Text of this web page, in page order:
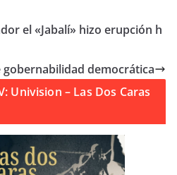
el «Jabalí» hizo erupción h
democrática
Univision – Las Dos Caras